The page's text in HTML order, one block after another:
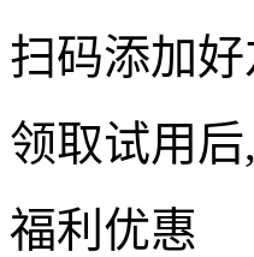
扫码添加
领取试用
福利优惠